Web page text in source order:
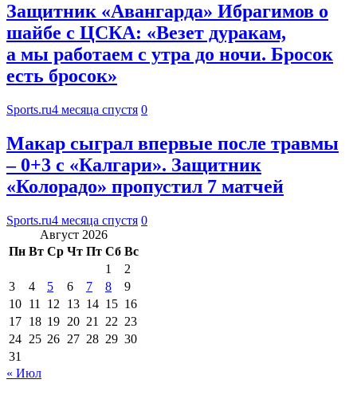
Защитник «Авангарда» Ибрагимов о
шайбе с ЦСКА: «Везет дуракам,
а мы работаем с утра до ночи. Бросок
есть бросок»
Sports.ru4 месяца спустя 0
Макар сыграл впервые после травмы
– 0+3 с «Калгари». Защитник
«Колорадо» пропустил 7 матчей
Sports.ru4 месяца спустя 0
Август 2026
Пн Вт Ср Чт Пт Сб Вс
1
2
3
4 5 6 7 8
9
10 11 12 13 14 15 16
17 18 19 20 21 22 23
24 25 26 27 28 29 30
31
« Июл